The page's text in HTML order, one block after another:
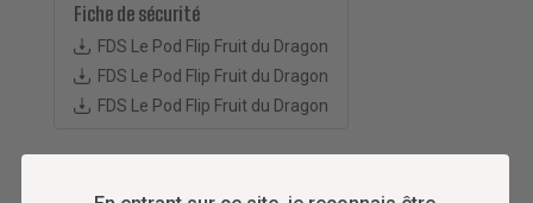
Fiche de sécurité
FDS Le Pod Flip Fruit du Dragon
FDS Le Pod Flip Fruit du Dragon
FDS Le Pod Flip Fruit du Dragon